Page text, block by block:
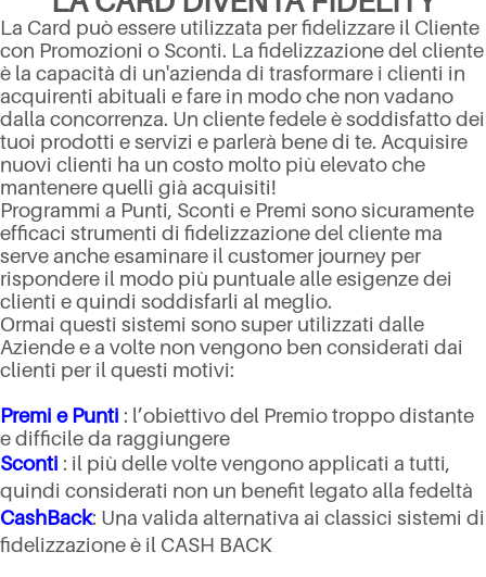
La Card può essere utilizzata per fidelizzare il Cliente
con Promozioni o Sconti. La fidelizzazione del cliente
è la capacità di un'azienda di trasformare i clienti in
acquirenti abituali e fare in modo che non vadano
dalla concorrenza. Un cliente fedele è soddisfatto dei
tuoi prodotti e servizi e parlerà bene di te. Acquisire
nuovi clienti ha un costo molto più elevato che
mantenere quelli già acquisiti!
Programmi a Punti, Sconti e Premi sono sicuramente
efficaci strumenti di fidelizzazione del cliente ma
serve anche esaminare il customer journey per
rispondere il modo più puntuale alle esigenze dei
clienti e quindi soddisfarli al meglio.
Ormai questi sistemi sono super utilizzati dalle
Aziende e a volte non vengono ben considerati dai
clienti per il questi motivi:
Premi e Punti : l’obiettivo del Premio troppo distante
e difficile da raggiungere
Sconti : il più delle volte vengono applicati a tutti,
quindi considerati non un benefit legato alla fedeltà
CashBack: Una valida alternativa ai classici sistemi di
fidelizzazione è il CASH BACK